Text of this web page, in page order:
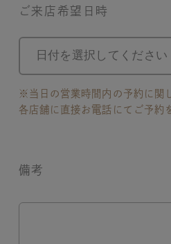
ご来店希望日時
※当日の営業時間内の予約に関
各店舗に直接お電話にてご予約
備考